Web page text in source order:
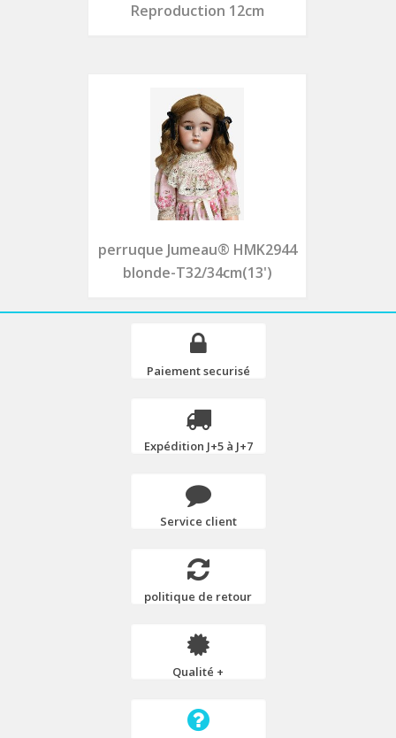
Reproduction 12cm
perruque Jumeau® HMK2944
blonde-T32/34cm(13')
Paiement securisé
Expédition J+5 à J+7
Service client
politique de retour
Qualité +